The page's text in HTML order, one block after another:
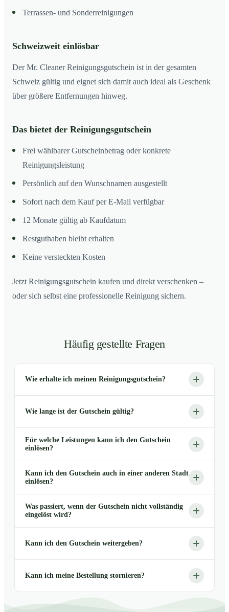
Terrassen- und Sonderreinigungen
Schweizweit einlösbar
Der Mr. Cleaner Reinigungsgutschein ist in der gesamten
Schweiz gültig und eignet sich damit auch ideal als Geschenk
über größere Entfernungen hinweg.
Das bietet der Reinigungsgutschein
Frei wählbarer Gutscheinbetrag oder konkrete
Reinigungsleistung
Persönlich auf den Wunschnamen ausgestellt
Sofort nach dem Kauf per E-Mail verfügbar
12 Monate gültig ab Kaufdatum
Restguthaben bleibt erhalten
Keine versteckten Kosten
Jetzt Reinigungsgutschein kaufen und direkt verschenken –
oder sich selbst eine professionelle Reinigung sichern.
Häufig gestellte Fragen
Wie erhalte ich meinen Reinigungsgutschein?
Wie lange ist der Gutschein gültig?
Für welche Leistungen kann ich den Gutschein
einlösen?
Kann ich den Gutschein auch in einer anderen Stadt
einlösen?
Was passiert, wenn der Gutschein nicht vollständig
eingelöst wird?
Kann ich den Gutschein weitergeben?
Kann ich meine Bestellung stornieren?